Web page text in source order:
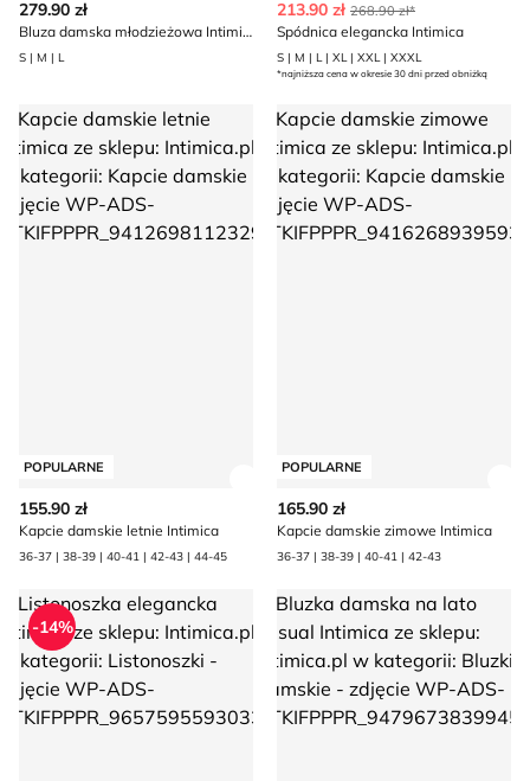
279.90 zł
Bluza damska młodzieżowa Intimica
S | M | L
213.90 zł 268.90 zł*
Spódnica elegancka Intimica
S | M | L | XL | XXL | XXXL
*najniższa cena w okresie 30 dni przed obniżką
damskie letnie Intimica
POPULARNE
155.90 zł
Kapcie damskie letnie Intimica
36-37 | 38-39 | 40-41 | 42-43 | 44-45
Kapcie damskie zimowe
POPULARNE
165.90 zł
Kapcie damskie zimowe Intimica
36-37 | 38-39 | 40-41 | 42-43
elegancka Intimica
-14%
Bluzka damska na lato casual